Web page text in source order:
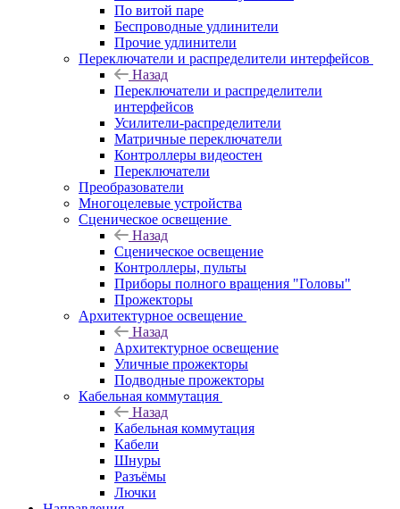
По витой паре
Беспроводные удлинители
Прочие удлинители
Переключатели и распределители интерфейсов
Назад
Переключатели и распределители
интерфейсов
Усилители-распределители
Матричные переключатели
Контроллеры видеостен
Переключатели
Преобразователи
Многоцелевые устройства
Сценическое освещение
Назад
Сценическое освещение
Контроллеры, пульты
Приборы полного вращения "Головы"
Прожекторы
Архитектурное освещение
Назад
Архитектурное освещение
Уличные прожекторы
Подводные прожекторы
Кабельная коммутация
Назад
Кабельная коммутация
Кабели
Шнуры
Разъёмы
Лючки